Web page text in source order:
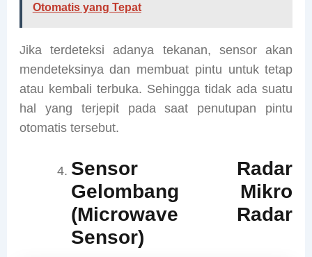
Otomatis yang Tepat
Jika terdeteksi adanya tekanan, sensor akan
mendeteksinya dan membuat pintu untuk tetap
atau kembali terbuka. Sehingga tidak ada suatu
hal yang terjepit pada saat penutupan pintu
otomatis tersebut.
Sensor Radar
Gelombang Mikro
(Microwave Radar
Sensor)